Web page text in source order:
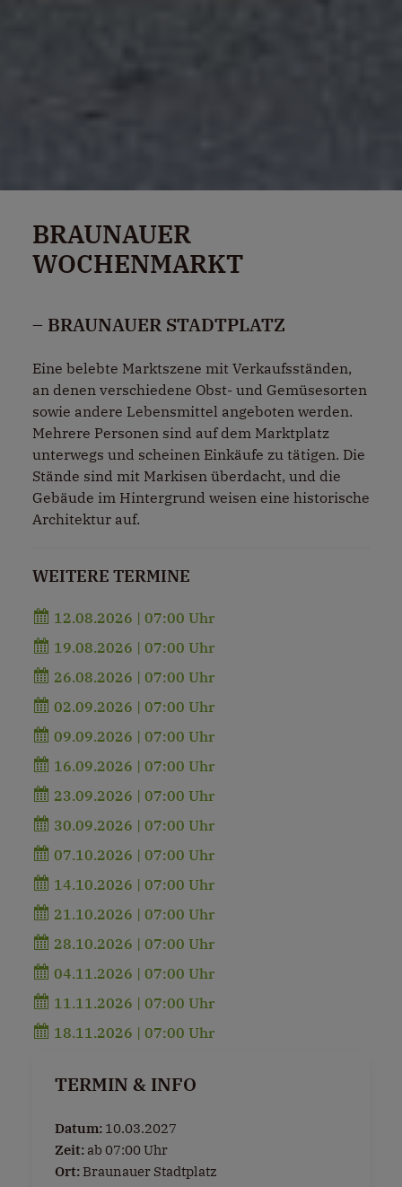
BRAUNAUER
WOCHENMARKT
– BRAUNAUER STADTPLATZ
Eine belebte Marktszene mit Verkaufsständen,
an denen verschiedene Obst- und Gemüsesorten
sowie andere Lebensmittel angeboten werden.
Mehrere Personen sind auf dem Marktplatz
unterwegs und scheinen Einkäufe zu tätigen. Die
Stände sind mit Markisen überdacht, und die
Gebäude im Hintergrund weisen eine historische
Architektur auf.
WEITERE TERMINE
12.08.2026 | 07:00 Uhr
19.08.2026 | 07:00 Uhr
26.08.2026 | 07:00 Uhr
02.09.2026 | 07:00 Uhr
09.09.2026 | 07:00 Uhr
16.09.2026 | 07:00 Uhr
23.09.2026 | 07:00 Uhr
30.09.2026 | 07:00 Uhr
07.10.2026 | 07:00 Uhr
14.10.2026 | 07:00 Uhr
21.10.2026 | 07:00 Uhr
28.10.2026 | 07:00 Uhr
04.11.2026 | 07:00 Uhr
11.11.2026 | 07:00 Uhr
18.11.2026 | 07:00 Uhr
TERMIN & INFO
Datum: 10.03.2027
Zeit: ab 07:00 Uhr
Ort: Braunauer Stadtplatz